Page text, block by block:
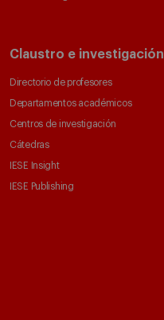
Claustro e investigación
Directorio de profesores
Departamentos académicos
Centros de investigación
Cátedras
IESE Insight
IESE Publishing